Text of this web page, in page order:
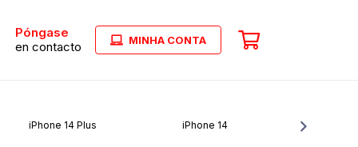
Póngase
en contacto
MINHA CONTA
iPhone 14 Plus iPhone 14